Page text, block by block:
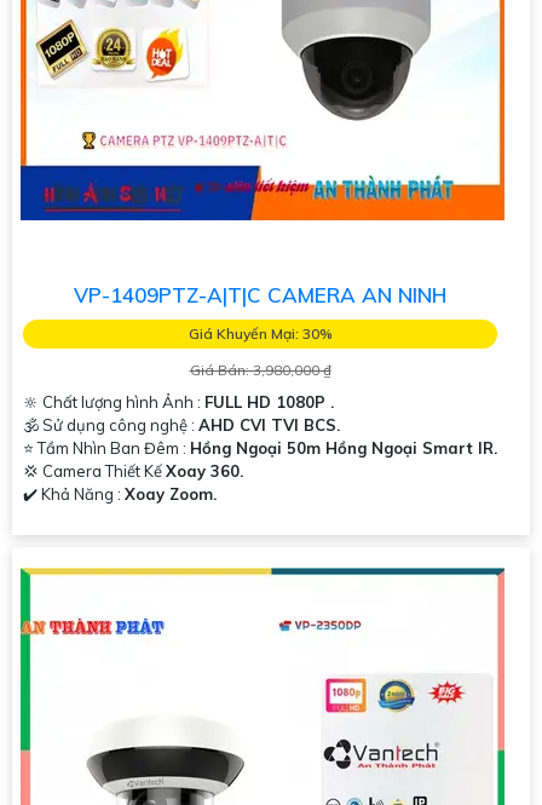
VP-1409PTZ-A|T|C CAMERA AN NINH
Giá Khuyến Mại: 30%
Giá Bán: 3,980,000 ₫
🔆 Chất lượng hình Ảnh : FULL HD 1080P .
🕉️ Sử dụng công nghệ : AHD CVI TVI BCS.
⭐ Tầm Nhìn Ban Đêm : Hồng Ngoại 50m Hồng Ngoại Smart IR.
💢 Camera Thiết KếXoay 360.
️✔️ Khả Năng : Xoay Zoom.